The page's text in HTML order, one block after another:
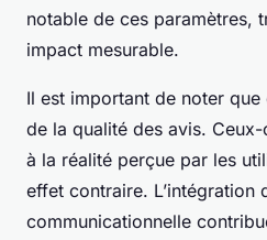
notable de ces paramètres,
impact mesurable.
Il est important de noter
de la qualité des avis.
à la réalité perçue par les
effet contraire. L’intégration
communicationnelle